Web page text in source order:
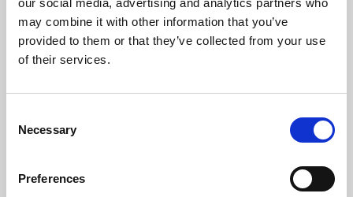
may combine it with other information that you’ve
provided to them or that they’ve collected from your use
of their services.
Selection
Necessary
Preferences